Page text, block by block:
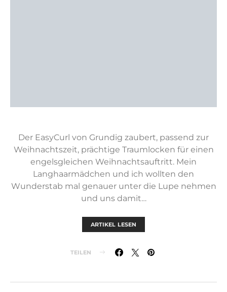
Der EasyCurl von Grundig zaubert, passend zur
Weihnachtszeit, prächtige Traumlocken für einen
engelsgleichen Weihnachtsauftritt. Mein
Langhaarmädchen und ich wollten den
Wunderstab mal genauer unter die Lupe nehmen
und uns damit…
ARTIKEL LESEN
TEILEN